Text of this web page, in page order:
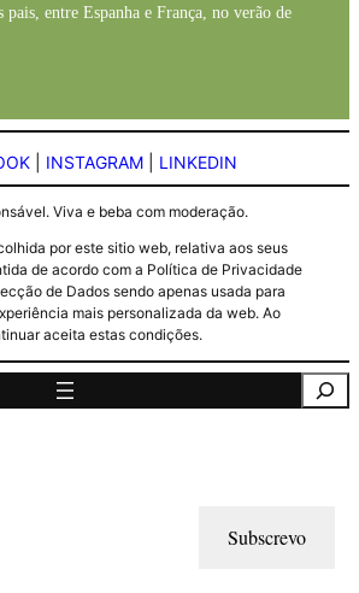
pais, entre Espanha e França, no verão de
INSTAGRAM LINKEDIN
Viva e beba com moderação.
por este sitio web, relativa aos seus
de acordo com a Política de Privacidade
de Dados sendo apenas usada para
mais personalizada da web. Ao
aceita estas condições.
Subscrevo